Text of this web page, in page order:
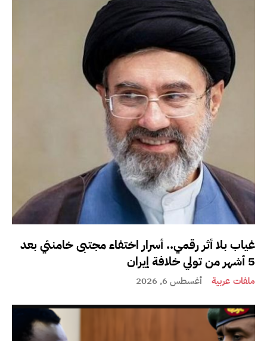
غياب بلا أثر رقمي.. أسرار اختفاء مجتبى خامنئي بعد
5 أشهر من تولي خلافة إيران
ملفات عربية أغسطس 6, 2026